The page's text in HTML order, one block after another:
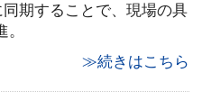
期することで、現場の具
≫続きはこちら